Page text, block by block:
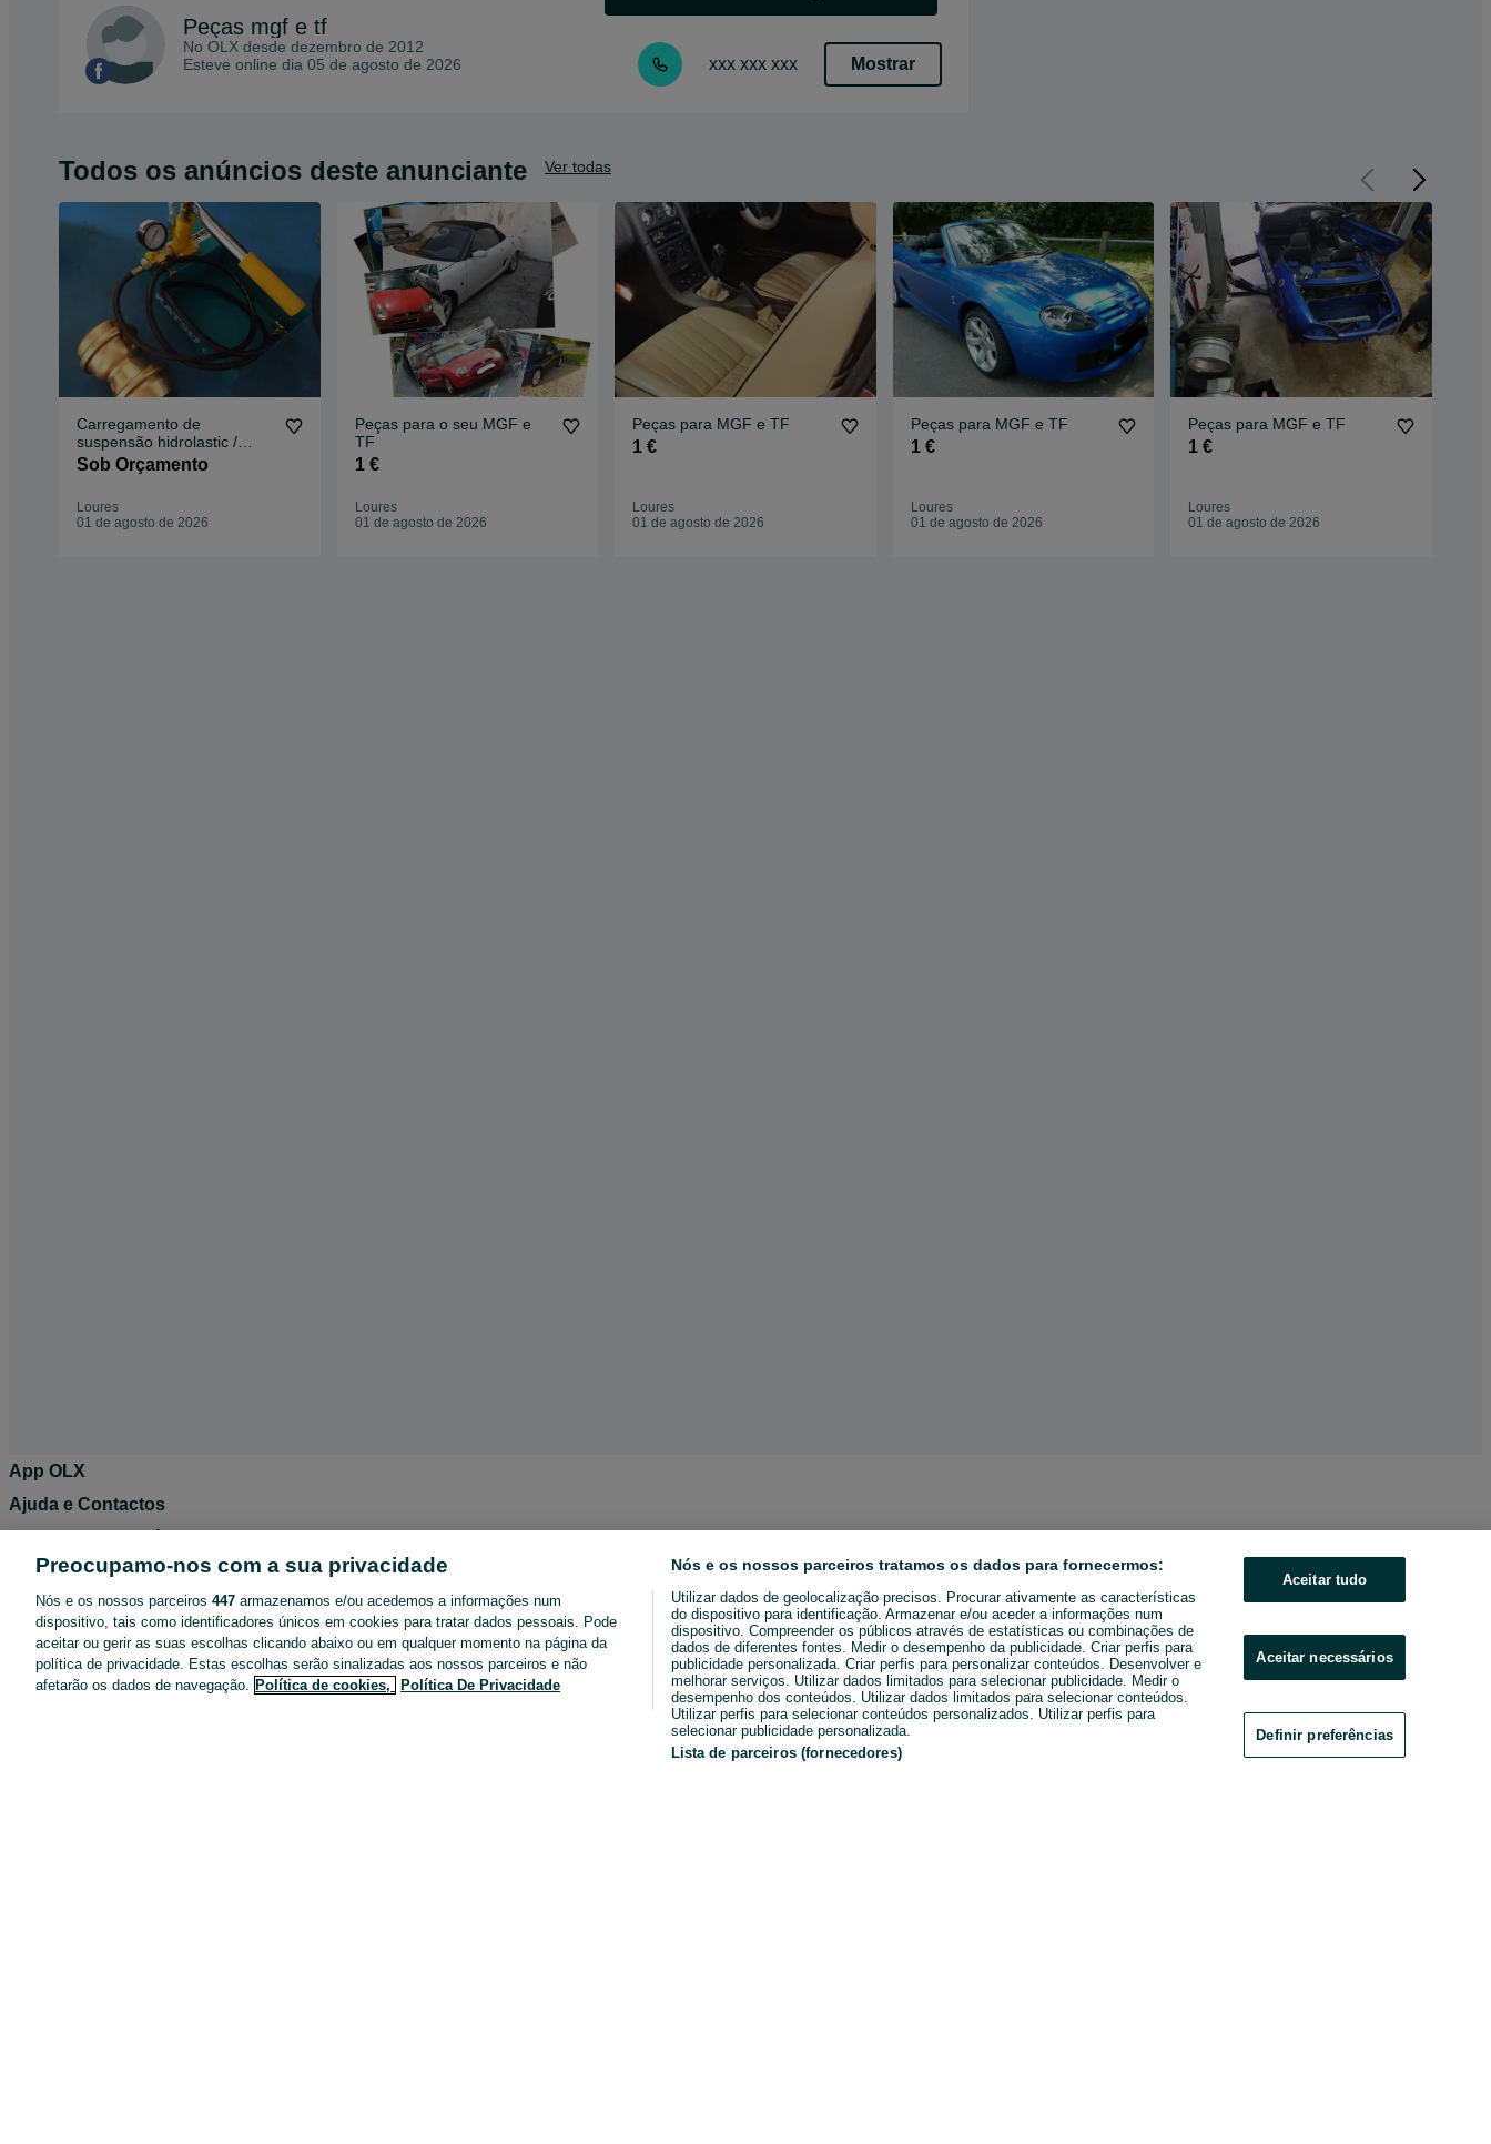
Peças mgf e tf
No OLX desde dezembro de 2012
Esteve online dia 05 de agosto de 2026
xxx xxx xxx Mostrar
Todos os anúncios deste anunciante Ver todas
Carregamento de
suspensão hidrolastic /
hidragas MGF
Sob Orçamento
Loures
01 de agosto de 2026
Peças para o seu MGF e
TF
1 €
Loures
01 de agosto de 2026
Peças para MGF e TF
1 €
Loures
01 de agosto de 2026
Peças para MGF e TF
1 €
Loures
01 de agosto de 2026
Peças para MGF e TF
1 €
Loures
01 de agosto de 2026
App OLX
Ajuda e Contactos
Negócios no OLX
Blog OLX
Termos de Utilização
Política de Privacidade
Preocupamo-nos com a sua privacidade
Nós e os nossos parceiros 447 armazenamos e/ou acedemos a informações num
dispositivo, tais como identificadores únicos em cookies para tratar dados pessoais. Pode
aceitar ou gerir as suas escolhas clicando abaixo ou em qualquer momento na página da
política de privacidade. Estas escolhas serão sinalizadas aos nossos parceiros e não
afetarão os dados de navegação. Política de cookies, Política De Privacidade
Nós e os nossos parceiros tratamos os dados para fornecermos:
Utilizar dados de geolocalização precisos. Procurar ativamente as características
do dispositivo para identificação. Armazenar e/ou aceder a informações num
dispositivo. Compreender os públicos através de estatísticas ou combinações de
dados de diferentes fontes. Medir o desempenho da publicidade. Criar perfis para
publicidade personalizada. Criar perfis para personalizar conteúdos. Desenvolver e
melhorar serviços. Utilizar dados limitados para selecionar publicidade. Medir o
desempenho dos conteúdos. Utilizar dados limitados para selecionar conteúdos.
Utilizar perfis para selecionar conteúdos personalizados. Utilizar perfis para
selecionar publicidade personalizada.
Lista de parceiros (fornecedores)
Aceitar tudo
Aceitar necessários
Definir preferências